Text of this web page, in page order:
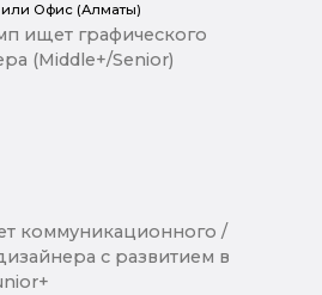
Офис (Алматы)
ищет графического
(Middle+/Senior)
коммуникационного /
с развитием в